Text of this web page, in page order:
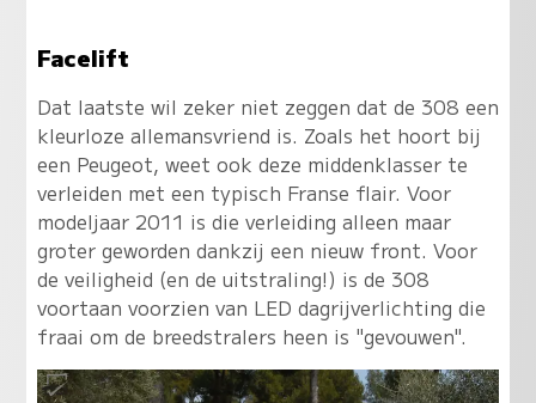
Facelift
Dat laatste wil zeker niet zeggen dat de 308 een
kleurloze allemansvriend is. Zoals het hoort bij
een Peugeot, weet ook deze middenklasser te
verleiden met een typisch Franse flair. Voor
modeljaar 2011 is die verleiding alleen maar
groter geworden dankzij een nieuw front. Voor
de veiligheid (en de uitstraling!) is de 308
voortaan voorzien van LED dagrijverlichting die
fraai om de breedstralers heen is "gevouwen".